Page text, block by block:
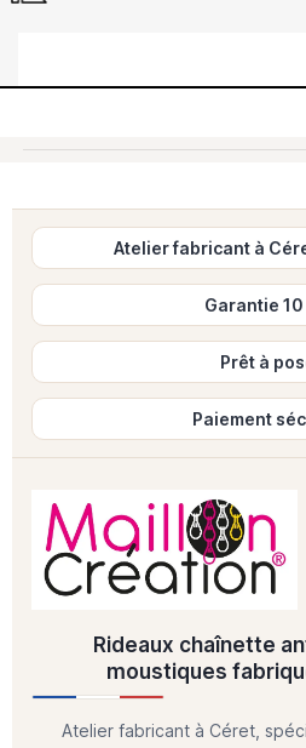
Atelier fabricant à
Garantie
Prêt à
Paiement
Rideaux chaînette
moustiques
Atelier fabricant à Céret,